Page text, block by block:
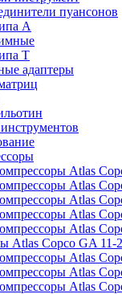
пуансонов
A
T
адаптеры
Atlas
Atlas
Atlas
Atlas
Atlas
Atlas Copco GA 11-
Atlas
Atlas
Atlas